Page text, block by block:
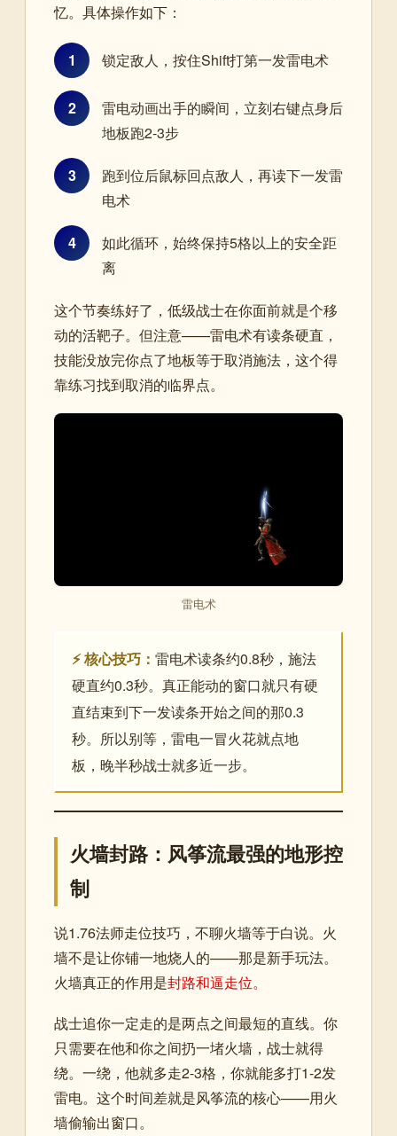
忆。具体操作如下：
1 锁定敌人，按住Shift打第一发雷电术
2
雷电动画出手的瞬间，立刻右键点身后
地板跑2-3步
3
跑到位后鼠标回点敌人，再读下一发雷
电术
4
如此循环，始终保持5格以上的安全距
离
这个节奏练好了，低级战士在你面前就是个移
动的活靶子。但注意——雷电术有读条硬直，
技能没放完你点了地板等于取消施法，这个得
靠练习找到取消的临界点。
雷电术
⚡ 核心技巧： 雷电术读条约0.8秒，施法
硬直约0.3秒。真正能动的窗口就只有硬
直结束到下一发读条开始之间的那0.3
秒。所以别等，雷电一冒火花就点地
板，晚半秒战士就多近一步。
火墙封路：风筝流最强的地形控
制
说1.76法师走位技巧，不聊火墙等于白说。火
墙不是让你铺一地烧人的——那是新手玩法。
火墙真正的作用是封路和逼走位。
战士追你一定走的是两点之间最短的直线。你
只需要在他和你之间扔一堵火墙，战士就得
绕。一绕，他就多走2-3格，你就能多打1-2发
雷电。这个时间差就是风筝流的核心——用火
墙偷输出窗口。